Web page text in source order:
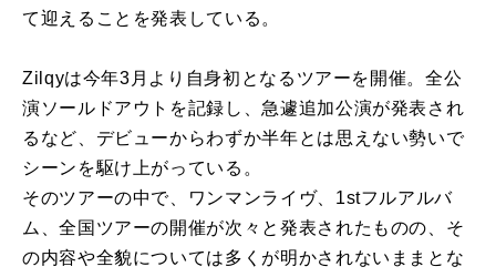
て迎えることを発表している。
Zilqyは今年3月より自身初となるツアーを開催。全公
演ソールドアウトを記録し、急遽追加公演が発表され
るなど、デビューからわずか半年とは思えない勢いで
シーンを駆け上がっている。
そのツアーの中で、ワンマンライヴ、1stフルアルバ
ム、全国ツアーの開催が次々と発表されたものの、そ
の内容や全貌については多くが明かされないままとな